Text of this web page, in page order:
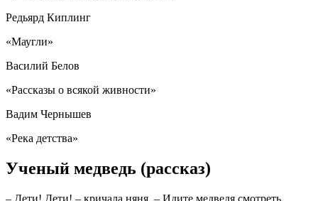
Редьярд Киплинг
«Маугли»
Василий Белов
«Рассказы о всякой живности»
Вадим Чернышев
«Река детства»
Ученый медведь (рассказ)
– Дети! Дети! – кричала няня. – Идите медведя смотреть.